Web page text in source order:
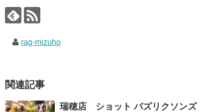
rag-mizuho
関連記事
瑞穂店 ショット バズリクソンズ